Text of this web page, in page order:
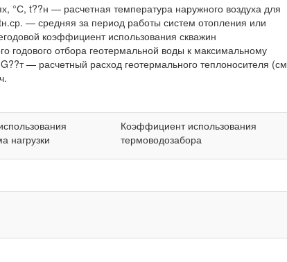
°С, t??н — расчетная температура наружного воздуха для
— средняя за период работы систем отопления или
коэффициент использования скважин
годового отбора геотермальной воды к максимальному
— расчетный расход геотермального теплоносителя (см
нагрузки
Коэффициент использования
термоводозабора